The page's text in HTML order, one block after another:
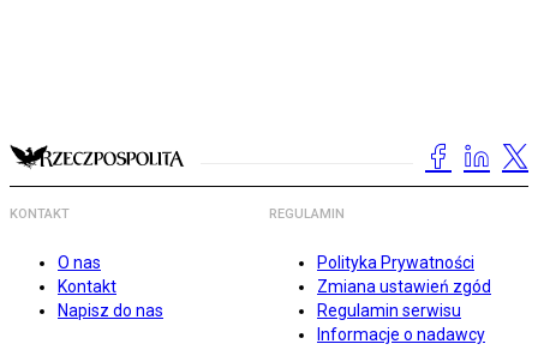
KONTAKT
O nas
Kontakt
Napisz do nas
REGULAMIN
Polityka Prywatności
Zmiana ustawień zgód
Regulamin serwisu
Informacje o nadawcy